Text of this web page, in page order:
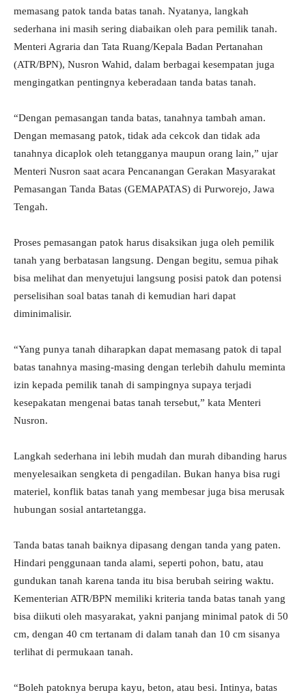
memasang patok tanda batas tanah. Nyatanya, langkah
sederhana ini masih sering diabaikan oleh para pemilik tanah.
Menteri Agraria dan Tata Ruang/Kepala Badan Pertanahan
(ATR/BPN), Nusron Wahid, dalam berbagai kesempatan juga
mengingatkan pentingnya keberadaan tanda batas tanah.
“Dengan pemasangan tanda batas, tanahnya tambah aman.
Dengan memasang patok, tidak ada cekcok dan tidak ada
tanahnya dicaplok oleh tetangganya maupun orang lain,” ujar
Menteri Nusron saat acara Pencanangan Gerakan Masyarakat
Pemasangan Tanda Batas (GEMAPATAS) di Purworejo, Jawa
Tengah.
Proses pemasangan patok harus disaksikan juga oleh pemilik
tanah yang berbatasan langsung. Dengan begitu, semua pihak
bisa melihat dan menyetujui langsung posisi patok dan potensi
perselisihan soal batas tanah di kemudian hari dapat
diminimalisir.
“Yang punya tanah diharapkan dapat memasang patok di tapal
batas tanahnya masing-masing dengan terlebih dahulu meminta
izin kepada pemilik tanah di sampingnya supaya terjadi
kesepakatan mengenai batas tanah tersebut,” kata Menteri
Nusron.
Langkah sederhana ini lebih mudah dan murah dibanding harus
menyelesaikan sengketa di pengadilan. Bukan hanya bisa rugi
materiel, konflik batas tanah yang membesar juga bisa merusak
hubungan sosial antartetangga.
Tanda batas tanah baiknya dipasang dengan tanda yang paten.
Hindari penggunaan tanda alami, seperti pohon, batu, atau
gundukan tanah karena tanda itu bisa berubah seiring waktu.
Kementerian ATR/BPN memiliki kriteria tanda batas tanah yang
bisa diikuti oleh masyarakat, yakni panjang minimal patok di 50
cm, dengan 40 cm tertanam di dalam tanah dan 10 cm sisanya
terlihat di permukaan tanah.
“Boleh patoknya berupa kayu, beton, atau besi. Intinya, batas